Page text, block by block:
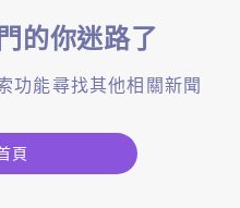
的你迷路了
功能尋找其他相關新聞
頁